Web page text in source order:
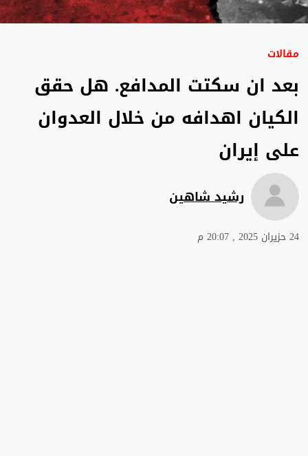
مقالات
بعد ان سكتت المدافع. هل حقق
الكيان اهدافه من خلال العدوان
على إيران
رشيد شاهين
24 حزيران 2025 , 20:07 م